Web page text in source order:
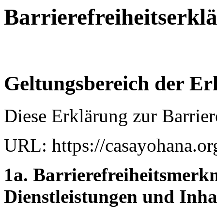
Geltungsbereich der
Diese Erklärung zur
URL: https://
1a.
Dienstleistungen und